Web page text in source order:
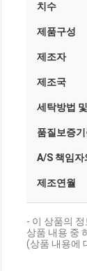
치수
제품구성
제조자
제조국
세탁방법
품질보증
A/S 책임자
제조연월
- 이 상품의
상품 내용 중
(상품 내용에